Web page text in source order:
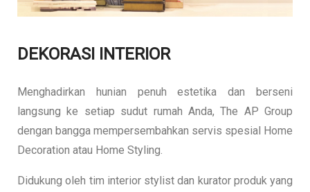
DEKORASI INTERIOR
Menghadirkan hunian penuh estetika dan berseni
langsung ke setiap sudut rumah Anda, The AP Group
dengan bangga mempersembahkan servis spesial Home
Decoration atau Home Styling.
Didukung oleh tim interior stylist dan kurator produk yang